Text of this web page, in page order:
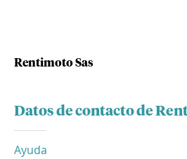
Rentimoto Sas
Datos de contacto de
Ayuda